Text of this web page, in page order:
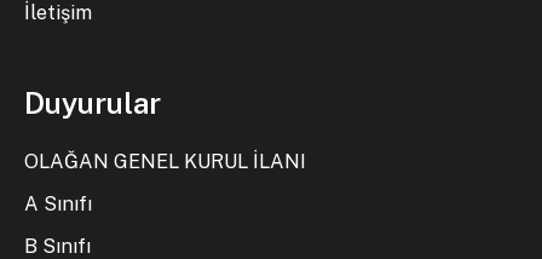
İletişim
Duyurular
OLAĞAN GENEL KURUL İLANI
A Sınıfı
B Sınıfı